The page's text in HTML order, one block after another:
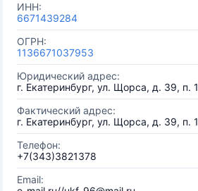
ИНН:
6671439284
ОГРН:
1136671037953
Юридический адрес:
г. Екатеринбург, ул. Щорса, д. 39, п. 1
Фактический адрес:
г. Екатеринбург, ул. Щорса, д. 39, п. 1
Телефон:
+7(343)3821378
Email: